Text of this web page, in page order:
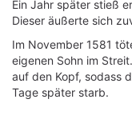
Ein Jahr später stieß
Dieser äußerte sich
Im November 1581
eigenen Sohn im
auf den Kopf, sodass
Tage später starb.